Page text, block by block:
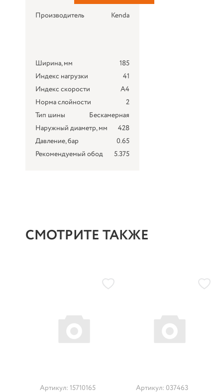
Производитель Kenda
Ширина, мм
185
Индекс нагрузки
41
Индекс скорости
A4
Норма слойности
2
Тип шины
Бескамерная
Наружный диаметр, мм
428
Давление, бар
0.65
Рекомендуемый обод
5.375
СМОТРИТЕ ТАКЖЕ
Артикул: 15710165 Артикул: 037463